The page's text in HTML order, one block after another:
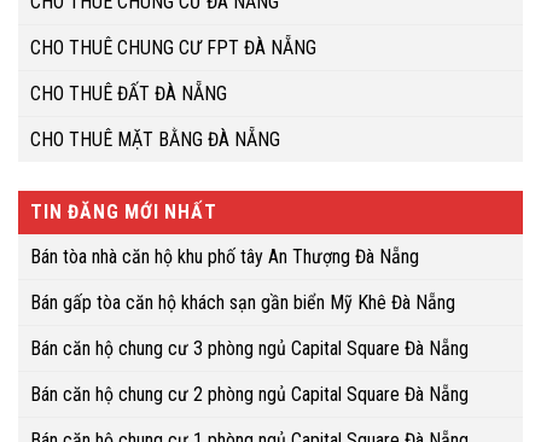
CHO THUÊ CHUNG CƯ FPT ĐÀ NẴNG
CHO THUÊ ĐẤT ĐÀ NẴNG
CHO THUÊ MẶT BẰNG ĐÀ NẴNG
TIN ĐĂNG MỚI NHẤT
Bán tòa nhà căn hộ khu phố tây An Thượng Đà Nẵng
Bán gấp tòa căn hộ khách sạn gần biển Mỹ Khê Đà Nẵng
Bán căn hộ chung cư 3 phòng ngủ Capital Square Đà Nẵng
Bán căn hộ chung cư 2 phòng ngủ Capital Square Đà Nẵng